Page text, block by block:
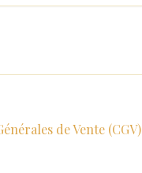
de Vente (CGV)